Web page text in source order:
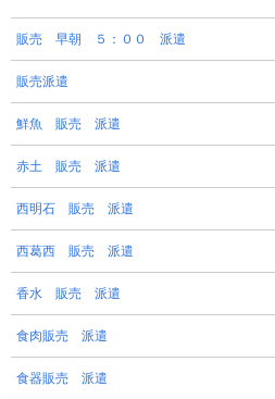
販売 早朝 ５：００ 派遣
販売派遣
鮮魚 販売 派遣
赤土 販売 派遣
西明石 販売 派遣
西葛西 販売 派遣
香水 販売 派遣
食肉販売 派遣
食器販売 派遣